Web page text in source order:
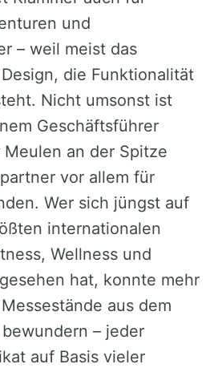
und
– weil meist das
die Funktionalität
Nicht umsonst ist
Geschäftsführer
an der Spitze
vor allem für
Wer sich jüngst auf
internationalen
Wellness und
hat, konnte mehr
aus dem
– jeder
auf Basis vieler